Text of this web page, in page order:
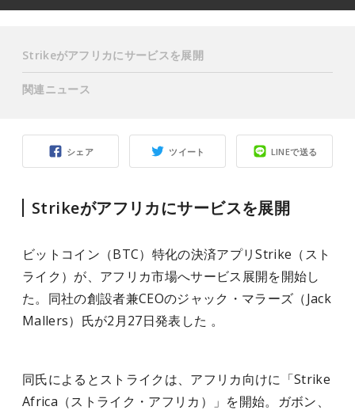
シェア ツイート LINEで送る
Strikeがアフリカにサービスを展開
ビットコイン（BTC）特化の決済アプリStrike（スト
ライク）が、アフリカ市場へサービス展開を開始し
た。同社の創設者兼CEOのジャック・マラーズ（Jack
Mallers）氏が2月27日発表した 。
同氏によるとストライクは、アフリカ向けに「Strike
Africa（ストライク・アフリカ）」を開始。ガボン、
Strikeがアフリカにサービスを展開
関連ニュース